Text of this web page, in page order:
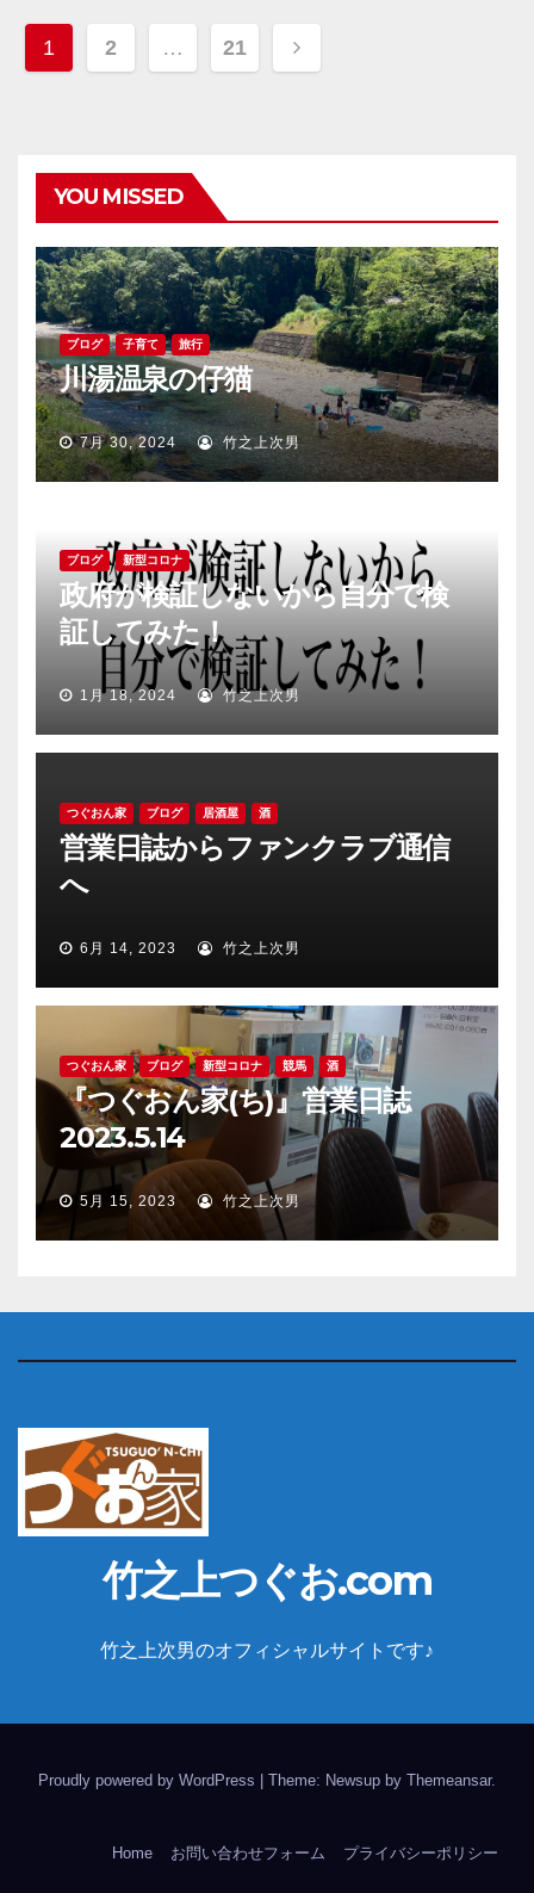
投
ビ
ゲ
ー
シ
ョ
ン
1 2 … 21
YOU MISSED
ブログ 子育て 旅行
川湯温泉の仔猫
7月 30, 2024 竹之上次男
ブログ 新型コロナ
政府が検証しないから自分で検
証してみた！
1月 18, 2024 竹之上次男
つぐおん家 ブログ 居酒屋 酒
営業日誌からファンクラブ通信
へ
6月 14, 2023 竹之上次男
つぐおん家 ブログ 新型コロナ 競馬 酒
『つぐおん家(ち)』営業日誌
2023.5.14
5月 15, 2023 竹之上次男
竹之上つぐお.com
竹之上次男のオフィシャルサイトです♪
Proudly powered by WordPress Theme: Newsup by Themeansar.
Home お問い合わせフォーム プライバシーポリシー